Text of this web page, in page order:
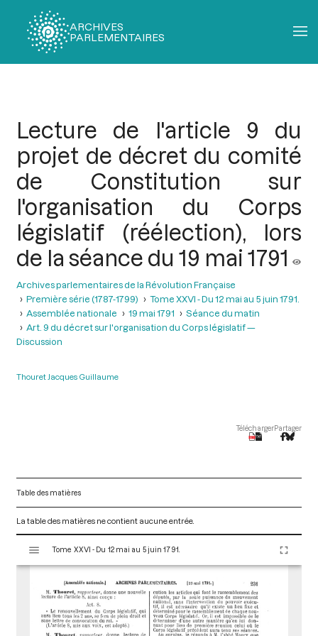
ARCHIVES
PARLEMENTAIRES
Lecture de l'article 9 du
projet de décret du comité
de Constitution sur
l'organisation du Corps
législatif (réélection), lors
de la séance du 19 mai 1791
Archives parlementaires de la Révolution Française
Première série (1787-1799)
Tome XXVI - Du 12 mai au 5 juin 1791.
Assemblée nationale
19 mai 1791
Séance du matin
Art. 9 du décret sur l'organisation du Corps législatif —
Discussion
Thouret Jacques Guillaume
TéléchargerPartager
Table des matières
La table des matières ne contient aucune entrée.
s
Tome XXVI - Du 12 mai au 5 juin 1791.